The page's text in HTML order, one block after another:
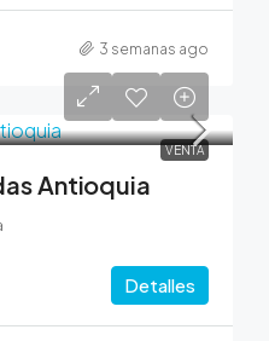
3 semanas ago
VENTA
Antioquia
Detalles